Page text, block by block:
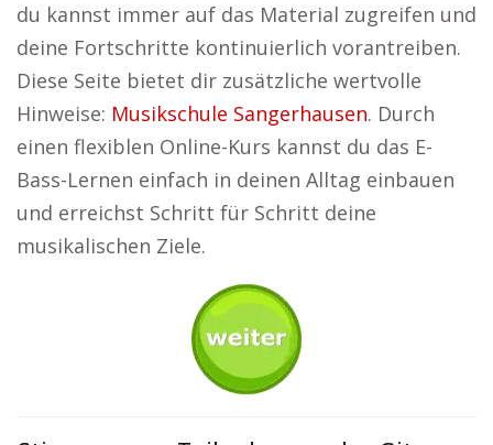
du kannst immer auf das Material zugreifen und
deine Fortschritte kontinuierlich vorantreiben.
Diese Seite bietet dir zusätzliche wertvolle
Hinweise: Musikschule Sangerhausen. Durch
einen flexiblen Online-Kurs kannst du das E-
Bass-Lernen einfach in deinen Alltag einbauen
und erreichst Schritt für Schritt deine
musikalischen Ziele.